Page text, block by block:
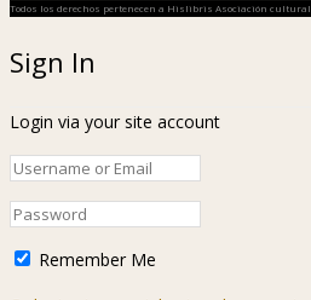
Todos los derechos pertenecen a Hislibris Asociación cultural
Sign In
Login via your site account
Remember Me